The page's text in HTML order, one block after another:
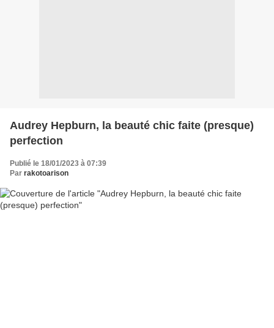
Audrey Hepburn, la beauté chic faite (presque)
perfection
Publié le 18/01/2023 à 07:39
Par rakotoarison